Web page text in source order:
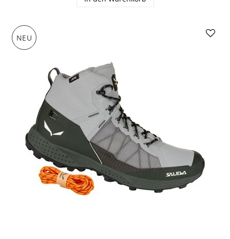
NEU